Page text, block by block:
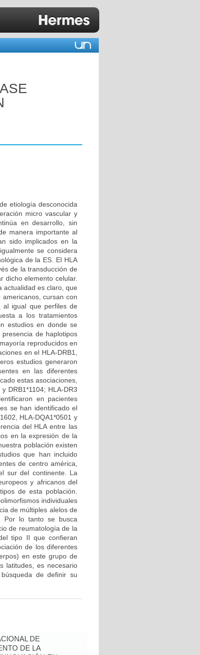
etiología desconocida
micro vascular y
en desarrollo, sin
manera importante al
sido implicados en la
se considera
de la ES. El HLA
de la transducción de
dicho elemento celular.
actualidad es claro, que
cursan con
al igual que perfiles de
a los tratamientos
estudios en donde se
de haplotipos
reproducidos en
en el HLA-DRB1,
estudios generaron
en las diferentes
estas asociaciones,
DRB1*1104; HLA-DR3
en pacientes
se han identificado el
HLA-DQA1*0501 y
del HLA entre las
en la expresión de la
población existen
que han incluido
de centro américa,
sur del continente. La
y africanos del
de esta población.
individuales
de múltiples alelos de
Por lo tanto se busca
de reumatología de la
tipo II que confieran
de los diferentes
en este grupo de
latitudes, es necesario
de definir su
DE
DE LA